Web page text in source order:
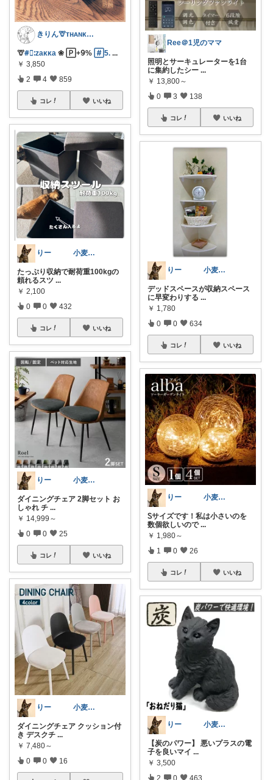
きりん🦒ᴛʜᴀɴᴋs ᴀʟᴡᴀʏs.
🦒#⃞ᱺzaᴋᴋa ❀ 🄿+𝟫% #⃞5. ...
￥ 3,850
2 4 859
コレ いいね
りー 小麦収穫8月中旬まで？
たっぷり収納で耐荷重100kgの
頼れるスツ ...
￥ 2,100
0 0 432
コレ いいね
りー 小麦収穫8月中旬まで？
ダイニングチェア 2脚セット お
しゃれ チ ...
￥ 14,999～
0 0 25
コレ いいね
りー 小麦収穫8月中旬まで？
ダイニングチェア クッション付
き デスクチ ...
￥ 7,480～
0 0 16
Ree＠1児のママ
照明とサーキュレーターを1台
に集約したシー ...
￥ 13,800～
0 3 138
コレ いいね
りー 小麦収穫8月中旬まで？
デッドスペースが収納スペース
に早変わりする ...
￥ 1,780
0 0 634
コレ いいね
りー 小麦収穫8月中旬まで？
Ꮪサイズです！私は小さいのを
数個欲しいので ...
￥ 1,980～
1 0 26
コレ いいね
りー 小麦収穫8月中旬まで？
【炭のパワー】 悪いプラスの電
子を良いマイ ...
￥ 3,500
2 0 463